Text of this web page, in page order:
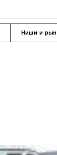
Ниши и